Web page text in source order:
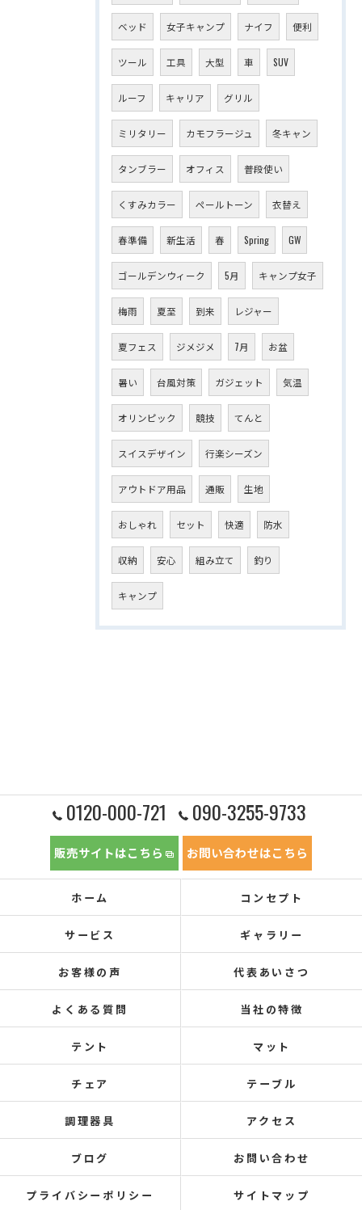
ベッド 女子キャンプ ナイフ 便利
ツール 工具 大型 車 SUV
ルーフ キャリア グリル
ミリタリー カモフラージュ 冬キャン
タンブラー オフィス 普段使い
くすみカラー ペールトーン 衣替え
春準備 新生活 春 Spring GW
ゴールデンウィーク 5月 キャンプ女子
梅雨 夏至 到来 レジャー
夏フェス ジメジメ 7月 お盆
暑い 台風対策 ガジェット 気温
オリンピック 競技 てんと
スイスデザイン 行楽シーズン
アウトドア用品 通販 生地
おしゃれ セット 快適 防水
収納 安心 組み立て 釣り
キャンプ
0120-000-721 090-3255-9733
販売サイトはこちら お問い合わせはこちら
ホーム コンセプト
サービス ギャラリー
お客様の声 代表あいさつ
よくある質問 当社の特徴
テント マット
チェア テーブル
調理器具 アクセス
ブログ お問い合わせ
プライバシーポリシー サイトマップ